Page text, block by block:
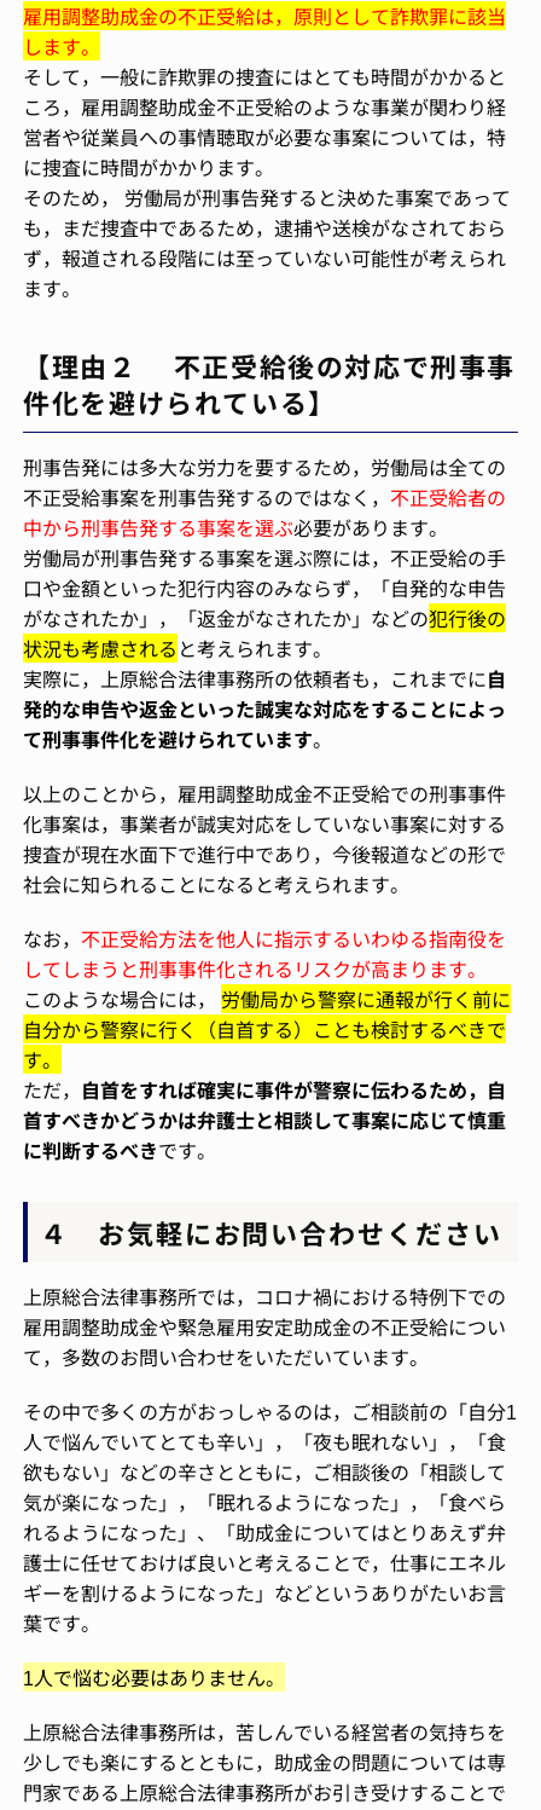
雇用調整助成金の不正受給は，原則として詐欺罪に該当
します。
そして，一般に詐欺罪の捜査にはとても時間がかかると
ころ，雇用調整助成金不正受給のような事業が関わり経
営者や従業員への事情聴取が必要な事案については，特
に捜査に時間がかかります。
そのため， 労働局が刑事告発すると決めた事案であって
も，まだ捜査中であるため，逮捕や送検がなされておら
ず，報道される段階には至っていない可能性が考えられ
ます。
【理由２ 不正受給後の対応で刑事事
件化を避けられている】
刑事告発には多大な労力を要するため，労働局は全ての
不正受給事案を刑事告発するのではなく， 不正受給者の
中から刑事告発する事案を選ぶ必要があります。
労働局が刑事告発する事案を選ぶ際には，不正受給の手
口や金額といった犯行内容のみならず，「自発的な申告
がなされたか」，「返金がなされたか」などの犯行後の
状況も考慮される と考えられます。
実際に，上原総合法律事務所の依頼者も，これまでに自
発的な申告や返金といった誠実な対応をすることによっ
て刑事事件化を避けられています。
以上のことから，雇用調整助成金不正受給での刑事事件
化事案は，事業者が誠実対応をしていない事案に対する
捜査が現在水面下で進行中であり，今後報道などの形で
社会に知られることになると考えられます。
なお， 不正受給方法を他人に指示するいわゆる指南役を
してしまうと刑事事件化されるリスクが高まります。
このような場合には， 労働局から警察に通報が行く前に
自分から警察に行く（自首する）ことも検討するべきで
す。
ただ， 自首をすれば確実に事件が警察に伝わるため，自
首すべきかどうかは弁護士と相談して事案に応じて慎重
に判断するべきです。
４ お気軽にお問い合わせください
上原総合法律事務所では，コロナ禍における特例下での
雇用調整助成金や緊急雇用安定助成金の不正受給につい
て，多数のお問い合わせをいただいています。
その中で多くの方がおっしゃるのは，ご相談前の「自分1
人で悩んでいてとても辛い」，「夜も眠れない」，「食
欲もない」などの辛さとともに，ご相談後の「相談して
気が楽になった」，「眠れるようになった」，「食べら
れるようになった」、「助成金についてはとりあえず弁
護士に任せておけば良いと考えることで，仕事にエネル
ギーを割けるようになった」などというありがたいお言
葉です。
1人で悩む必要はありません。
上原総合法律事務所は，苦しんでいる経営者の気持ちを
少しでも楽にするとともに，助成金の問題については専
門家である上原総合法律事務所がお引き受けすることで